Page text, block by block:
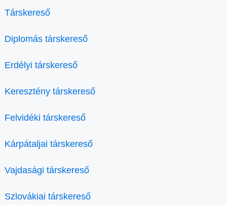
Társkereső
Diplomás társkereső
Erdélyi társkereső
Keresztény társkereső
Felvidéki társkereső
Kárpátaljai társkereső
Vajdasági társkereső
Szlovákiai társkereső